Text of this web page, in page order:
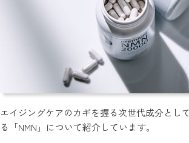
エイジングケアのカギを握る次世代成分とし
る「NMN」について紹介しています。